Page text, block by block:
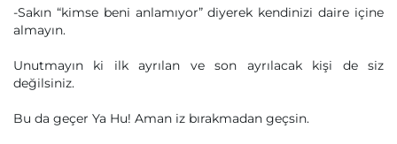
-Sakın “kimse beni anlamıyor” diyerek kendinizi daire içine
almayın.
Unutmayın ki ilk ayrılan ve son ayrılacak kişi de siz
değilsiniz.
Bu da geçer Ya Hu! Aman iz bırakmadan geçsin.